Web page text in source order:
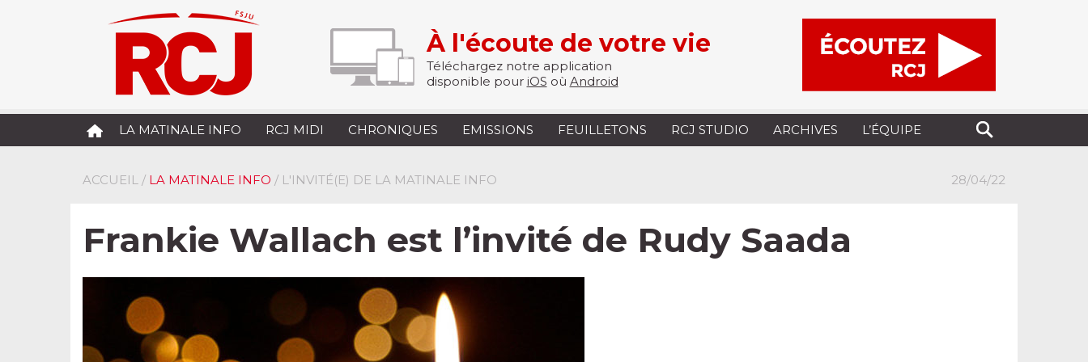
À l'écoute de votre vie
Téléchargez notre application
disponible pour iOS où Android
LA MATINALE INFO RCJ MIDI CHRONIQUES EMISSIONS FEUILLETONS RCJ STUDIO ARCHIVES L’ÉQUIPE
ACCUEIL / LA MATINALE INFO / L'INVITÉ(E) DE LA MATINALE INFO 28/04/22
Frankie Wallach est l’invité de Rudy Saada